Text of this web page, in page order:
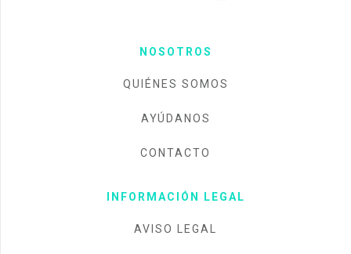
NOSOTROS
QUIÉNES SOMOS
AYÚDANOS
CONTACTO
INFORMACIÓN LEGAL
AVISO LEGAL